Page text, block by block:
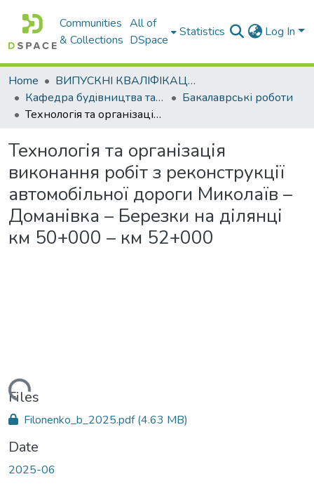
Communities
& Collections
All of
DSpace
Statistics Log In
Home
ВИПУСКНІ КВАЛІФІКАЦІЙНІ РОБОТИ
Кафедра будiвництва та експлуатацiї автомобiльних дорiг
Бакалаврські роботи
Технологія та організація виконання робіт з реконструкції автомобільної дороги Миколаїв – Доманівка – Березки на ділянці км 50+000 – км 52+000
Технологія та організація
виконання робіт з реконструкції
автомобільної дороги Миколаїв –
Доманівка – Березки на ділянці
км 50+000 – км 52+000
Files
Filonenko_b_2025.pdf(4.63 MB)
Date
2025-06